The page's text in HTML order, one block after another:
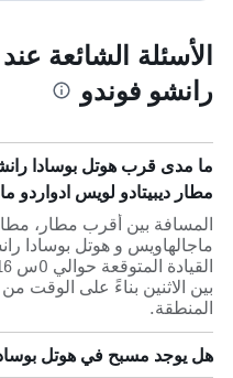
الأسئلة الشائعة
رانشو فوندو
ما مدى قرب هوتل بوسادا
مطار ديبيتادو لويس ادواردو
المسافة بين أقرب مطار،
بين الاثنين بناءً على الوقت
المنطقة.
هل يوجد مسبح في هوتل